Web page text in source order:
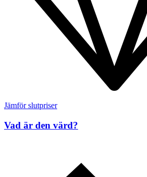
Jämför slutpriser
Vad är den värd?